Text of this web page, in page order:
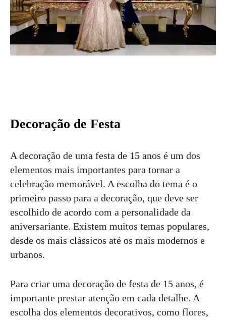
Decoração de Festa
A decoração de uma festa de 15 anos é um dos
elementos mais importantes para tornar a
celebração memorável. A escolha do tema é o
primeiro passo para a decoração, que deve ser
escolhido de acordo com a personalidade da
aniversariante. Existem muitos temas populares,
desde os mais clássicos até os mais modernos e
urbanos.
Para criar uma decoração de festa de 15 anos, é
importante prestar atenção em cada detalhe. A
escolha dos elementos decorativos, como flores,